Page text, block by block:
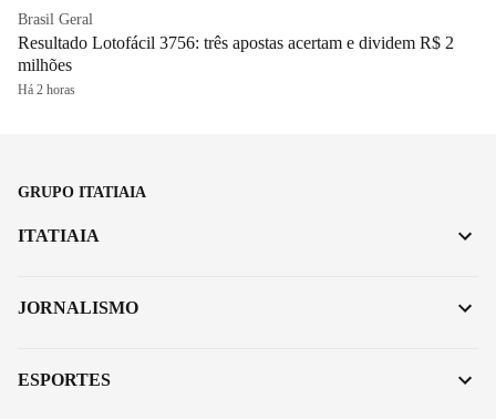
Brasil Geral
Resultado Lotofácil 3756: três apostas acertam e dividem R$ 2
milhões
Há 2 horas
GRUPO ITATIAIA
ITATIAIA
JORNALISMO
ESPORTES